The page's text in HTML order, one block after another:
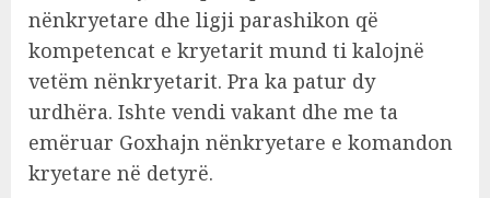
nënkryetare dhe ligji parashikon që
kompetencat e kryetarit mund ti kalojnë
vetëm nënkryetarit. Pra ka patur dy
urdhëra. Ishte vendi vakant dhe me ta
emëruar Goxhajn nënkryetare e komandon
kryetare në detyrë.